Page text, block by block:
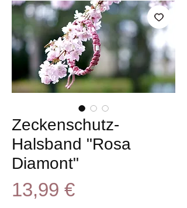
Zeckenschutz-
Halsband "Rosa
Diamont"
13,99 €Preis